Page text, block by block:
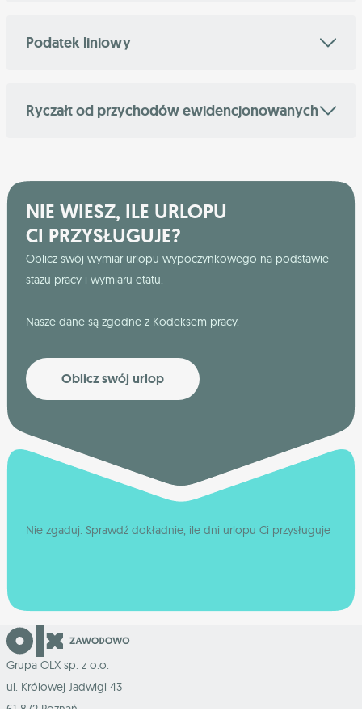
Podatek liniowy
Ryczałt od przychodów ewidencjonowanych
NIE WIESZ, ILE URLOPU
CI PRZYSŁUGUJE?
Oblicz swój wymiar urlopu wypoczynkowego na podstawie
stażu pracy i wymiaru etatu.
Nasze dane są zgodne z Kodeksem pracy.
Oblicz swój urlop
Nie zgaduj. Sprawdź dokładnie, ile dni urlopu Ci przysługuje
Grupa OLX sp. z o.o.
ul. Królowej Jadwigi 43
61-872 Poznań